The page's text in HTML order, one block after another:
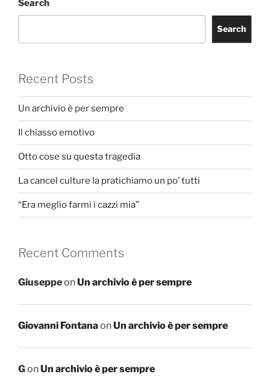
Search
Search
Recent Posts
Un archivio è per sempre
Il chiasso emotivo
Otto cose su questa tragedia
La cancel culture la pratichiamo un po’ tutti
“Era meglio farmi i cazzi mia”
Recent Comments
GiuseppeonUn archivio è per sempre
Giovanni FontanaonUn archivio è per sempre
GonUn archivio è per sempre